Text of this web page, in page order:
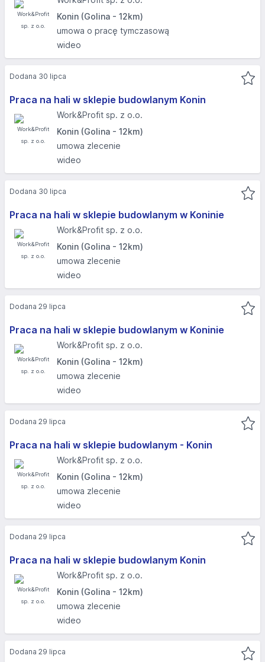
Konin (Golina - 12km)
umowa o pracę tymczasową
wideo
Praca na hali w sklepie budowlanym Konin
Work&Profit sp. z o.o.
Konin (Golina - 12km)
umowa zlecenie
wideo
Dodana 30 lipca
Praca na hali w sklepie budowlanym w Koninie
Work&Profit sp. z o.o.
Konin (Golina - 12km)
umowa zlecenie
wideo
Dodana 30 lipca
Praca na hali w sklepie budowlanym w Koninie
Work&Profit sp. z o.o.
Konin (Golina - 12km)
umowa zlecenie
wideo
Dodana 29 lipca
Praca na hali w sklepie budowlanym - Konin
Work&Profit sp. z o.o.
Konin (Golina - 12km)
umowa zlecenie
wideo
Dodana 29 lipca
Praca na hali w sklepie budowlanym Konin
Work&Profit sp. z o.o.
Konin (Golina - 12km)
umowa zlecenie
wideo
Dodana 29 lipca
Dodana 29 lipca